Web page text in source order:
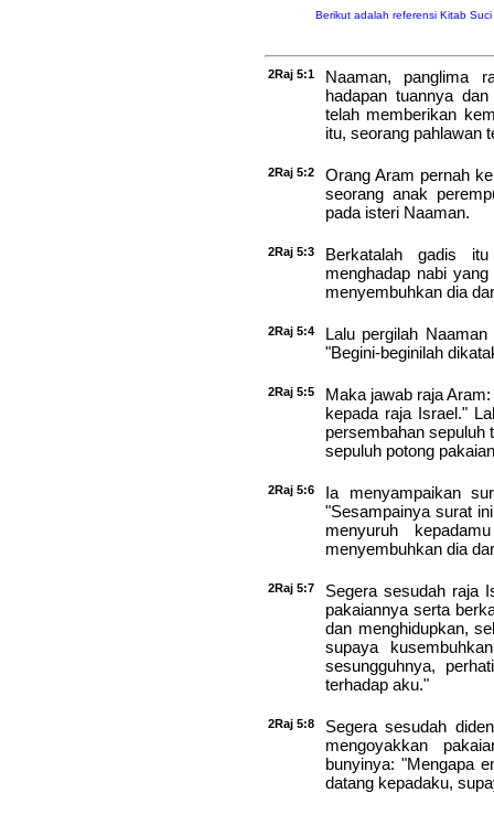
Berikut adalah referensi Kitab
2Raj 5:1
Naaman, panglima
hadapan tuannya
telah memberikan
itu, seorang pahlawan
2Raj 5:2
Orang Aram pernah
seorang anak
pada isteri Naaman.
2Raj 5:3
Berkatalah gadis
menghadap nabi
menyembuhkan dia
2Raj 5:4
Lalu pergilah
"Begini-beginilah
2Raj 5:5
Maka jawab raja
kepada raja Israel."
persembahan sepuluh
sepuluh potong
2Raj 5:6
Ia menyampaikan
"Sesampainya surat
menyuruh
menyembuhkan dia
2Raj 5:7
Segera sesudah raja
pakaiannya serta
dan menghidupkan,
supaya
sesungguhnya,
terhadap aku."
2Raj 5:8
Segera sesudah
mengoyakkan
bunyinya: "Mengapa
datang kepadaku,